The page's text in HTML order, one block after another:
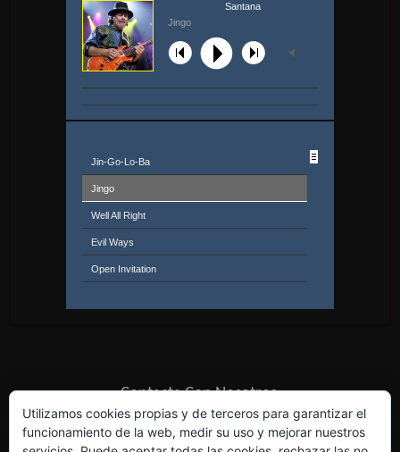
Jingo
Santana
Jin-Go-Lo-Ba
Jingo
Well All Right
Evil Ways
Open Invitation
Black Magic Woman
Contacta Con Nosotros
Utilizamos cookies propias y de terceros para garantizar el
funcionamiento de la web, medir su uso y mejorar nuestros